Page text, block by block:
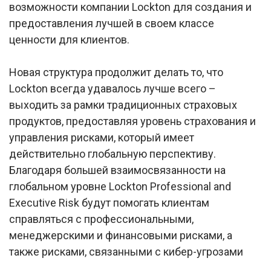
возможности компании Lockton для создания и
предоставления лучшей в своем классе
ценности для клиентов.
Новая структура продолжит делать то, что
Lockton всегда удавалось лучше всего –
выходить за рамки традиционных страховых
продуктов, предоставляя уровень страхования и
управления рисками, который имеет
действительно глобальную перспективу.
Благодаря большей взаимосвязанности на
глобальном уровне Lockton Professional and
Executive Risk будут помогать клиентам
справляться с профессиональными,
менеджерскими и финансовыми рисками, а
также рисками, связанными с кибер-угрозами